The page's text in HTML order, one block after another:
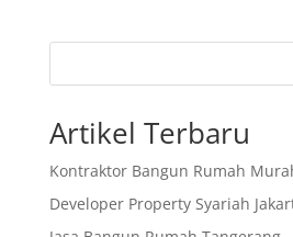
Artikel Terbaru
Kontraktor Bangun Rumah
Developer Property Syariah